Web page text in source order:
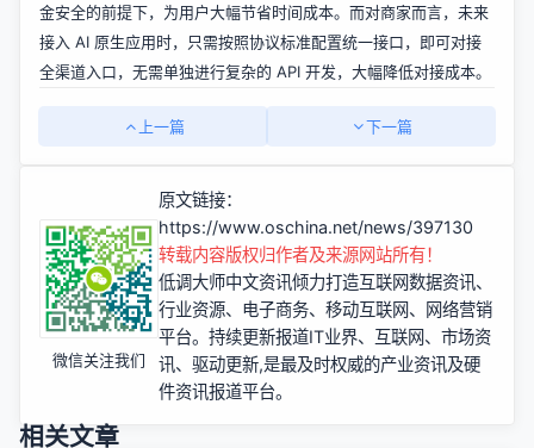
金安全的前提下，为用户大幅节省时间成本。而对商家而言，未来
接入 AI 原生应用时，只需按照协议标准配置统一接口，即可对接
全渠道入口，无需单独进行复杂的 API 开发，大幅降低对接成本。
上一篇 下一篇
微信关注我们
原文链接：
https://www.oschina.net/news/397130
转载内容版权归作者及来源网站所有！
低调大师中文资讯倾力打造互联网数据资讯、
行业资源、电子商务、移动互联网、网络营销
平台。持续更新报道IT业界、互联网、市场资
讯、驱动更新,是最及时权威的产业资讯及硬
件资讯报道平台。
相关文章